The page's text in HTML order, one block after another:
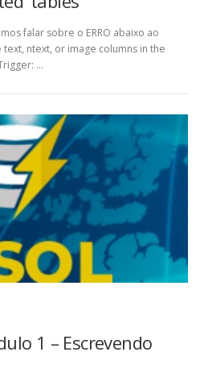
falar sobre o ERRO abaixo ao
text, ntext, or image columns in the
…
1 – Escrevendo